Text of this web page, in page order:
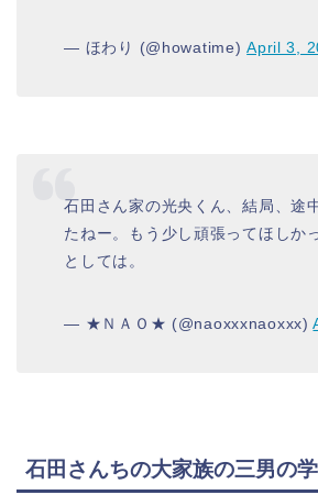
— ほわり (@howatime)April 3,
石田さん家の光央くん、結局、途
たねー。もう少し頑張ってほしか
としては。
— ★ＮＡＯ★ (@naoxxxnaoxxx)
石田さんちの大家族の三男の